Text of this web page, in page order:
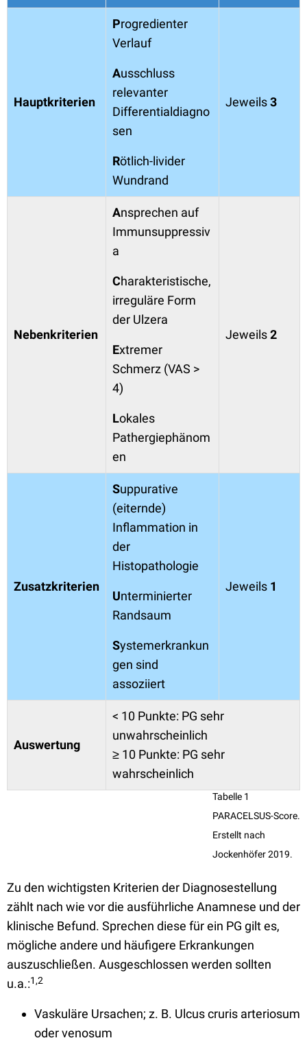
Hauptkriterien
Progredienter
Verlauf
Ausschluss
relevanter
Differentialdiagno
sen
Rötlich-livider
Wundrand
Jeweils3
Nebenkriterien
Ansprechen auf
Immunsuppressiv
a
Charakteristische,
irreguläre Form
der Ulzera
Extremer
Schmerz (VAS >
4)
Lokales
Pathergiephänom
en
Jeweils2
Zusatzkriterien
Suppurative
(eiternde)
Inflammation in
der
Histopathologie
Unterminierter
Randsaum
Systemerkrankun
gen sind
assoziiert
Jeweils 1
Auswertung
< 10 Punkte: PG sehr
unwahrscheinlich
≥ 10 Punkte: PG sehr
wahrscheinlich
Tabelle 1
PARACELSUS-Score.
Erstellt nach
Jockenhöfer 2019.
Zu den wichtigsten Kriterien der Diagnosestellung
zählt nach wie vor die ausführliche Anamnese und der
klinische Befund. Sprechen diese für ein PG gilt es,
mögliche andere und häufigere Erkrankungen
auszuschließen. Ausgeschlossen werden sollten
u.a.:1,2
Vaskuläre Ursachen; z. B. Ulcus cruris arteriosum
oder venosum